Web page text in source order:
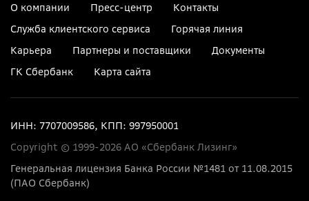
О компании Пресс-центр
Контакты
Служба клиентского сервиса
Горячая линия
Карьера
Партнеры и поставщики
Документы
ГК Сбербанк
Карта сайта
ИНН: 7707009586, КПП: 997950001
Copyright © 1999-2026 АО «Сбербанк Лизинг»
Генеральная лицензия Банка России №1481 от 11.08.2015
(ПАО Сбербанк)